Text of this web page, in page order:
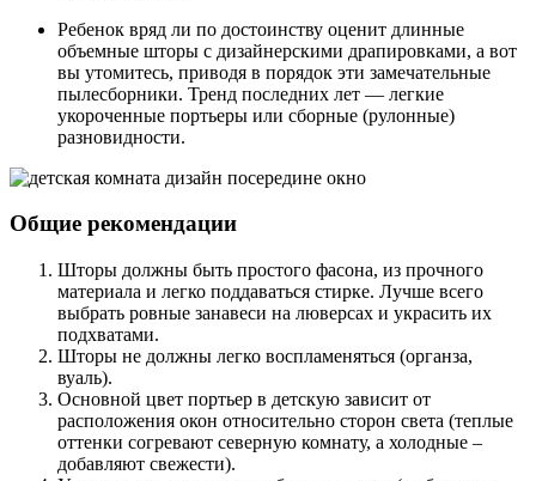
Ребенок вряд ли по достоинству оценит длинные
объемные шторы с дизайнерскими драпировками, а вот
вы утомитесь, приводя в порядок эти замечательные
пылесборники. Тренд последних лет — легкие
укороченные портьеры или сборные (рулонные)
разновидности.
Общие рекомендации
Шторы должны быть простого фасона, из прочного
материала и легко поддаваться стирке. Лучше всего
выбрать ровные занавеси на люверсах и украсить их
подхватами.
Шторы не должны легко воспламеняться (органза,
вуаль).
Основной цвет портьер в детскую зависит от
расположения окон относительно сторон света (теплые
оттенки согревают северную комнату, а холодные –
добавляют свежести).